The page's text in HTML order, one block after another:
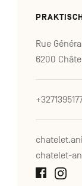
Rue
6200